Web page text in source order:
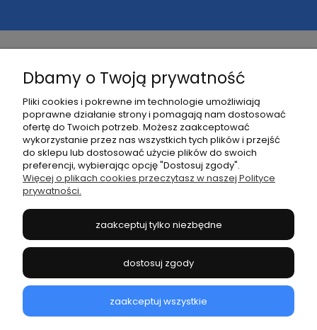
Pomoc
Kontakt
Moje konto
Informacje
O mnie
Dbamy o Twoją prywatność
Pliki cookies i pokrewne im technologie umożliwiają
poprawne działanie strony i pomagają nam dostosować
ofertę do Twoich potrzeb. Możesz zaakceptować
wykorzystanie przez nas wszystkich tych plików i przejść
do sklepu lub dostosować użycie plików do swoich
preferencji, wybierając opcję "Dostosuj zgody".
Więcej o plikach cookies przeczytasz w naszej Polityce
prywatności.
zaakceptuj tylko niezbędne
dostosuj zgody
zaakceptuj wszystkie